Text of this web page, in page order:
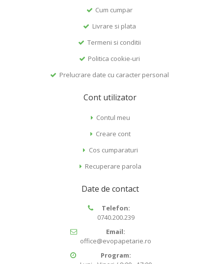
Cum cumpar
Livrare si plata
Termeni si conditii
Politica cookie-uri
Prelucrare date cu caracter personal
Cont utilizator
Contul meu
Creare cont
Cos cumparaturi
Recuperare parola
Date de contact
Telefon:
0740.200.239
Email:
office@evopapetarie.ro
Program: